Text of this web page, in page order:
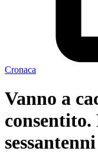
Cronaca
Vanno a
sessantenni